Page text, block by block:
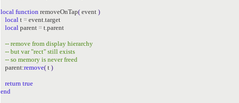
local function removeOnTap( event )
local t = event.target
local parent = t.parent
-- remove from display hierarchy
-- but var "rect" still exists
-- so memory is never freed
parent:remove( t )
return true
end